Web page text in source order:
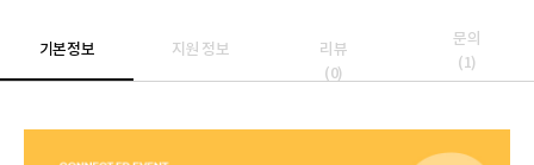
기본정보 지원 정보
리뷰
(0)
문의
(1)